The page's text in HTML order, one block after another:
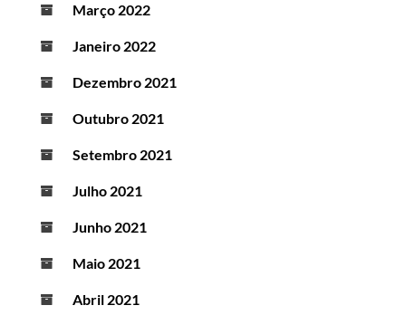
Março 2022
Janeiro 2022
Dezembro 2021
Outubro 2021
Setembro 2021
Julho 2021
Junho 2021
Maio 2021
Abril 2021